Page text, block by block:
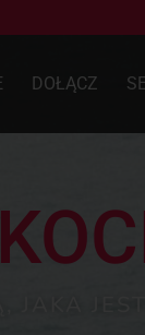
DOŁĄCZ